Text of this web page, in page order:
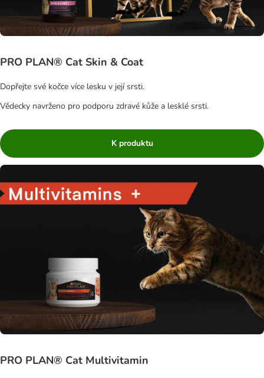
PRO PLAN® Cat Skin & Coat
Dopřejte své kočce více lesku v její srsti.
Vědecky navrženo pro podporu zdravé kůže a lesklé srsti.
K produktu
PRO PLAN® Cat Multivitamin